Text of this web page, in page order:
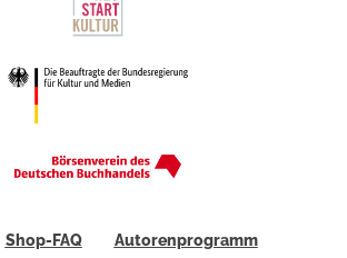
Shop-FAQ Autorenprogramm